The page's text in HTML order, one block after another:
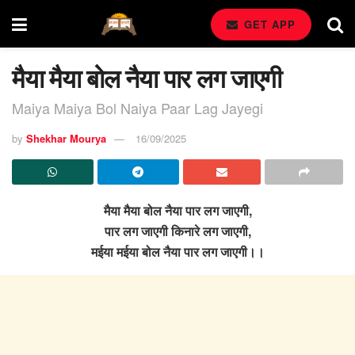
GET APP
मैया मैया बोल नैया पार लग जाएगी
Maiya Maiya Bol Naiya Paar Lag Jayegi
by Shekhar Mourya 16/09/2025
मैया मैया बोल नैया पार लग जाएगी,
पार लग जाएगी किनारे लग जाएगी,
मईया मईया बोल नैया पार लग जाएगी।।